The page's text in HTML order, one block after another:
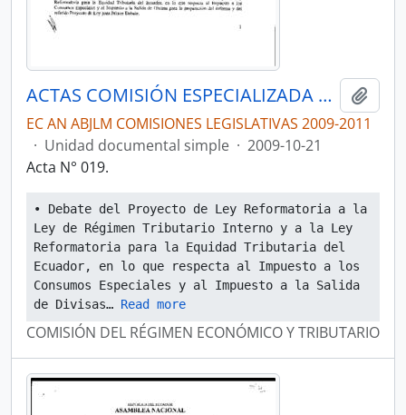
ACTAS COMISIÓN ESPECIALIZADA PERMANENTE DEL RÉGIMEN ECONÓMICO Y TRIBUTARIO Y SU REGULACIÓN Y CONTROL
EC AN ABJLM COMISIONES LEGISLATIVAS 2009-2011
· Unidad documental simple · 2009-10-21
Acta N° 019.
• Debate del Proyecto de Ley Reformatoria a la
Ley de Régimen Tributario Interno y a la Ley
Reformatoria para la Equidad Tributaria del
Ecuador, en lo que respecta al Impuesto a los
Consumos Especiales y al Impuesto a la Salida
de Divisas… Read more
COMISIÓN DEL RÉGIMEN ECONÓMICO Y TRIBUTARIO